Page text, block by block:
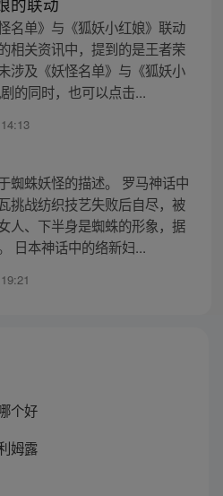
名单》与《狐妖小红娘》联动
相关资讯中，提到的是王者荣
涉及《妖怪名单》与《狐妖小
的同时，也可以点击...
蜘蛛妖怪的描述。 罗马神话中
挑战纺织技艺失败后自尽，被
人、下半身是蜘蛛的形象，据
日本神话中的络新妇...
个好
姆露